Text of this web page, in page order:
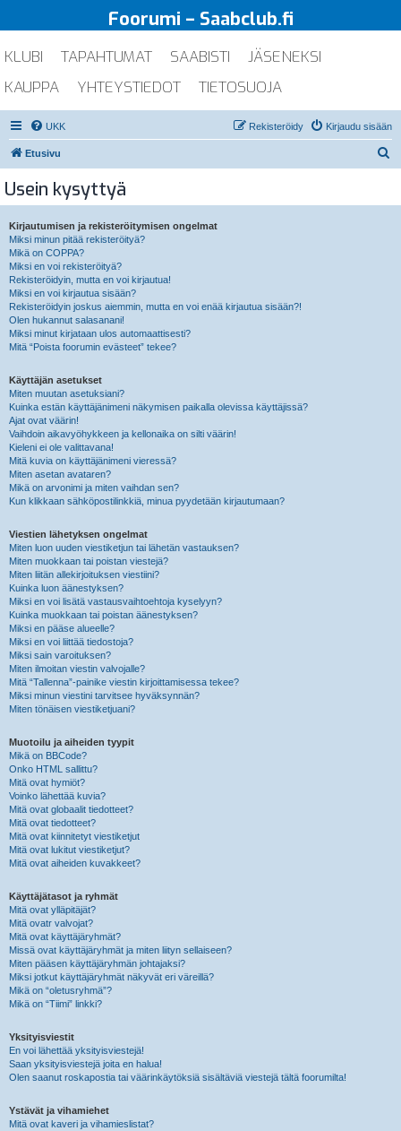
Foorumi – Saabclub.fi
KLUBI TAPAHTUMAT SAABISTI
JÄSENEKSI
KAUPPA
YHTEYSTIEDOT TIETOSUOJA
UKK Kirjaudu sisään
Rekisteröidy
Etusivu
Usein kysyttyä
Kirjautumisen ja rekisteröitymisen ongelmat
Miksi minun pitää rekisteröityä?
Mikä on COPPA?
Miksi en voi rekisteröityä?
Rekisteröidyin, mutta en voi kirjautua!
Miksi en voi kirjautua sisään?
Rekisteröidyin joskus aiemmin, mutta en voi enää kirjautua sisään?!
Olen hukannut salasanani!
Miksi minut kirjataan ulos automaattisesti?
Mitä “Poista foorumin evästeet” tekee?
Käyttäjän asetukset
Miten muutan asetuksiani?
Kuinka estän käyttäjänimeni näkymisen paikalla olevissa käyttäjissä?
Ajat ovat väärin!
Vaihdoin aikavyöhykkeen ja kellonaika on silti väärin!
Kieleni ei ole valittavana!
Mitä kuvia on käyttäjänimeni vieressä?
Miten asetan avataren?
Mikä on arvonimi ja miten vaihdan sen?
Kun klikkaan sähköpostilinkkiä, minua pyydetään kirjautumaan?
Viestien lähetyksen ongelmat
Miten luon uuden viestiketjun tai lähetän vastauksen?
Miten muokkaan tai poistan viestejä?
Miten liitän allekirjoituksen viestiini?
Kuinka luon äänestyksen?
Miksi en voi lisätä vastausvaihtoehtoja kyselyyn?
Kuinka muokkaan tai poistan äänestyksen?
Miksi en pääse alueelle?
Miksi en voi liittää tiedostoja?
Miksi sain varoituksen?
Miten ilmoitan viestin valvojalle?
Mitä “Tallenna”-painike viestin kirjoittamisessa tekee?
Miksi minun viestini tarvitsee hyväksynnän?
Miten tönäisen viestiketjuani?
Muotoilu ja aiheiden tyypit
Mikä on BBCode?
Onko HTML sallittu?
Mitä ovat hymiöt?
Voinko lähettää kuvia?
Mitä ovat globaalit tiedotteet?
Mitä ovat tiedotteet?
Mitä ovat kiinnitetyt viestiketjut
Mitä ovat lukitut viestiketjut?
Mitä ovat aiheiden kuvakkeet?
Käyttäjätasot ja ryhmät
Mitä ovat ylläpitäjät?
Mitä ovatr valvojat?
Mitä ovat käyttäjäryhmät?
Missä ovat käyttäjäryhmät ja miten liityn sellaiseen?
Miten pääsen käyttäjäryhmän johtajaksi?
Miksi jotkut käyttäjäryhmät näkyvät eri väreillä?
Mikä on “oletusryhmä”?
Mikä on “Tiimi” linkki?
Yksityisviestit
En voi lähettää yksityisviestejä!
Saan yksityisviestejä joita en halua!
Olen saanut roskapostia tai väärinkäytöksiä sisältäviä viestejä tältä foorumilta!
Ystävät ja vihamiehet
Mitä ovat kaveri ja vihamieslistat?